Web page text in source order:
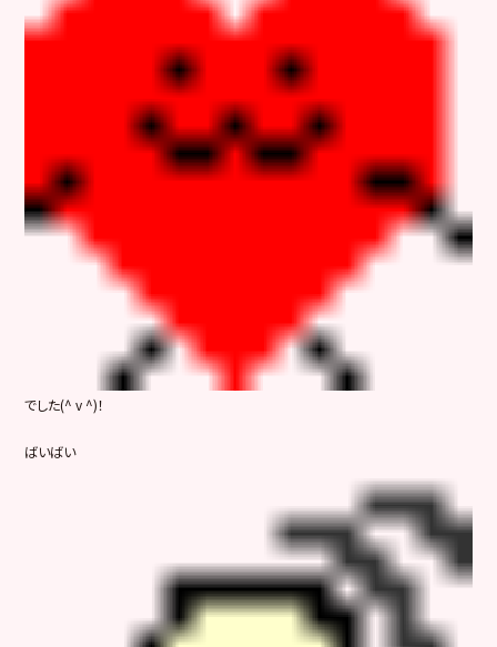
でした(^ v ^)！
ばいばい